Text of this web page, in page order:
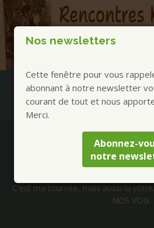
Nos newsletters
Cette fenêtre pour vous
abonnant à notre newsletter
courant de tout et nous
Merci.
Abonnez-
notre
Publications à
Claude Brame
C'est ma tournée, mais aussi la
NOS VOIX